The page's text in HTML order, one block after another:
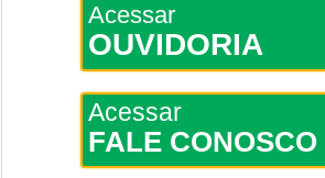
Acessar
OUVIDORIA
Acessar
FALE CONOSCO